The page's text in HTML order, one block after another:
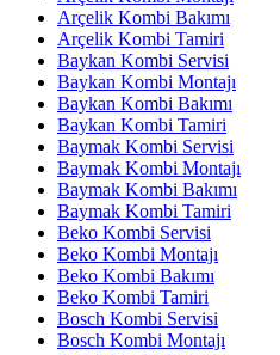
Arçelik Kombi Bakımı
Arçelik Kombi Tamiri
Baykan Kombi Servisi
Baykan Kombi Montajı
Baykan Kombi Bakımı
Baykan Kombi Tamiri
Baymak Kombi Servisi
Baymak Kombi Montajı
Baymak Kombi Bakımı
Baymak Kombi Tamiri
Beko Kombi Servisi
Beko Kombi Montajı
Beko Kombi Bakımı
Beko Kombi Tamiri
Bosch Kombi Servisi
Bosch Kombi Montajı